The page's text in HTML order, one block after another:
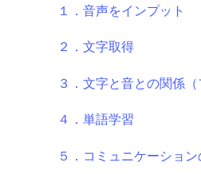
１．音声をインプット
２．文字取得
３．文字と音との関係（
４．単語学習
５．コミュニケーショ